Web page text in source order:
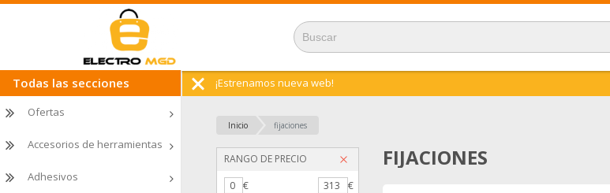
Todas las secciones
Ofertas
Accesorios de herramientas
Adhesivos
¡Estrenamos nueva web!
Inicio fijaciones
RANGO DE PRECIO
0 € 313 €
FIJACIONES